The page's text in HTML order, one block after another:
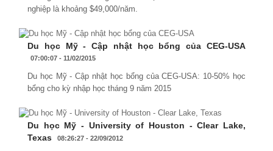
nghiệp là khoảng $49,000/năm.
Du học Mỹ - Cập nhật học bổng của CEG-USA
07:00:07 - 11/02/2015
Du học Mỹ - Cập nhật học bổng của CEG-USA: 10-50% học
bổng cho kỳ nhập học tháng 9 năm 2015
Du học Mỹ - University of Houston - Clear Lake,
Texas
08:26:27 - 22/09/2012